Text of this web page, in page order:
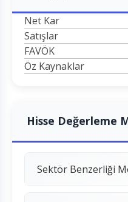
Net Kar
Satışlar
FAVÖK
Öz Kaynaklar
Hisse Değerleme
Sektör Benzerliği